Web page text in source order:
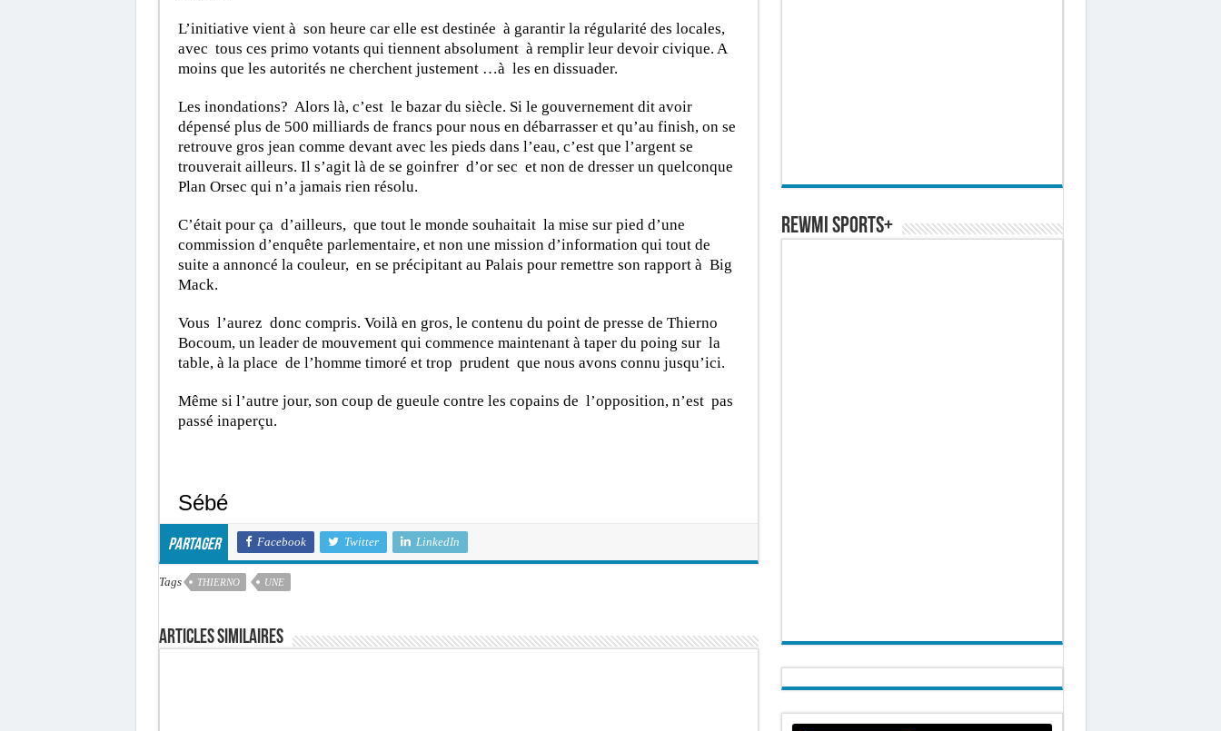
L’initiative vient à son heure car elle est destinée à garantir la régularité des locales,
avec tous ces primo votants qui tiennent absolument à remplir leur devoir civique. A
moins que les autorités ne cherchent justement …à les en dissuader.
Les inondations? Alors là, c’est le bazar du siècle. Si le gouvernement dit avoir
dépensé plus de 500 milliards de francs pour nous en débarrasser et qu’au finish, on se
retrouve gros jean comme devant avec les pieds dans l’eau, c’est que l’argent se
trouverait ailleurs. Il s’agit là de se goinfrer d’or sec et non de dresser un quelconque
Plan Orsec qui n’a jamais rien résolu.
C’était pour ça d’ailleurs, que tout le monde souhaitait la mise sur pied d’une
commission d’enquête parlementaire, et non une mission d’information qui tout de
suite a annoncé la couleur, en se précipitant au Palais pour remettre son rapport à Big
Mack.
Vous l’aurez donc compris. Voilà en gros, le contenu du point de presse de Thierno
Bocoum, un leader de mouvement qui commence maintenant à taper du poing sur la
table, à la place de l’homme timoré et trop prudent que nous avons connu jusqu’ici.
Même si l’autre jour, son coup de gueule contre les copains de l’opposition, n’est pas
passé inaperçu.
Sébé
Partager Facebook Twitter LinkedIn
Tags THIERNO UNE
Articles similaires
REWMI SPORTS+